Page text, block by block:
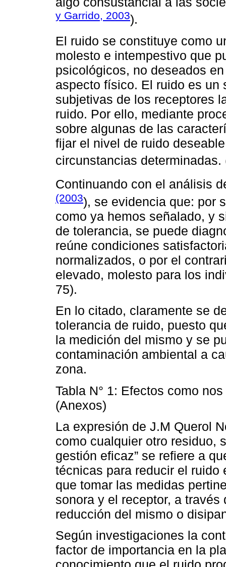
y Garrido, 2003).
El ruido se constituye como
molesto e intempestivo que
psicológicos, no deseados
aspecto físico. El ruido es
subjetivas de los receptores
ruido. Por ello, mediante
sobre algunas de las
fijar el nivel de ruido
circunstancias determinadas.
Continuando con el análisis
(2003), se evidencia que: por
como ya hemos señalado, y
de tolerancia, se puede
reúne condiciones
normalizados, o por el
elevado, molesto para los
75).
En lo citado, claramente se
tolerancia de ruido, puesto
la medición del mismo y se
contaminación ambiental a
zona.
Tabla N° 1: Efectos como
(Anexos)
La expresión de J.M Querol
como cualquier otro residuo,
gestión eficaz” se refiere a
técnicas para reducir el ruido
que tomar las medidas
sonora y el receptor, a
reducción del mismo o
Según investigaciones la
factor de importancia en la